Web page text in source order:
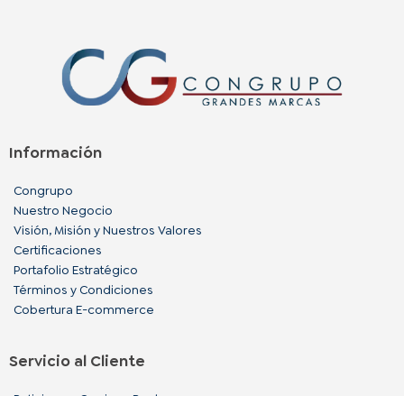
Información
Congrupo
Nuestro Negocio
Visión, Misión y Nuestros Valores
Certificaciones
Portafolio Estratégico
Términos y Condiciones
Cobertura E-commerce
Servicio al Cliente